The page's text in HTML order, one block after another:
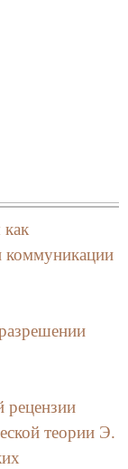
коммуникации
рецензии
теории Э.